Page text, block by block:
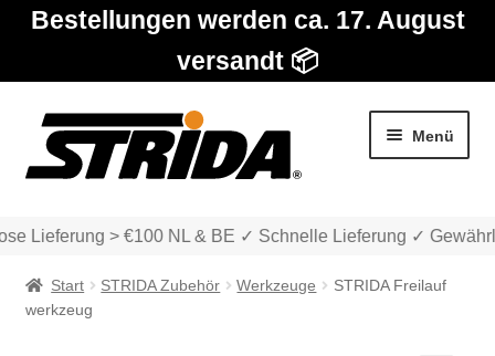
Bestellungen werden ca. 17. August
versandt 📦
Zur
Navigation
springen
Zum
Inhalt
springen
Menü
Lieferung > €100 NL & BE ✓ Schnelle Lieferung ✓
Start STRIDA Zubehör Werkzeuge
STRIDA Freilauf
werkzeug